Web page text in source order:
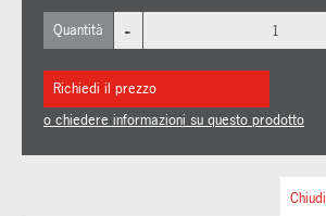
Quantità -
Richiedi il prezzo
o chiedere informazioni su questo prodotto